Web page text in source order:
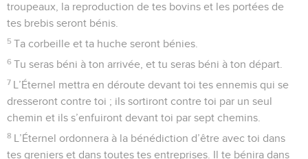
troupeaux, la reproduction de tes bovins et les portées de
tes brebis seront bénis.
5 Ta corbeille et ta huche seront bénies.
6 Tu seras béni à ton arrivée, et tu seras béni à ton départ.
7 L’Éternel mettra en déroute devant toi tes ennemis qui se
dresseront contre toi ; ils sortiront contre toi par un seul
chemin et ils s’enfuiront devant toi par sept chemins.
8 L’Éternel ordonnera à la bénédiction d’être avec toi dans
tes greniers et dans toutes tes entreprises. Il te bénira dans